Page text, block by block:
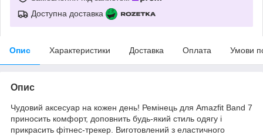
Доступна доставка
Опис Характеристики Доставка Оплата Умови
Опис
Чудовий аксесуар на кожен день! Ремінець для Amazfit Band 7
приносить комфорт, доповнить будь-який стиль одягу і
прикрасить фітнес-трекер. Виготовлений з еластичного